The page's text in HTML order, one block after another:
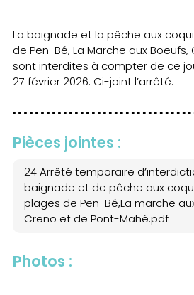
La baignade et la pêche aux
de Pen-Bé, La Marche aux
sont interdites à compter de ce
27 février 2026. Ci-joint l’arrêté.
Pièces jointes :
24 Arrêté temporaire
baignade et de pêche aux
plages de Pen-Bé,La marche
Creno et de Pont-Mahé.pdf
Photos :